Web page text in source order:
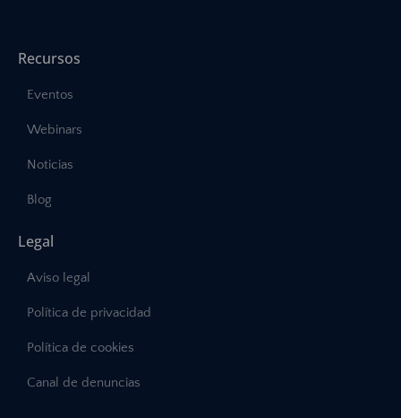
Recursos
Eventos
Webinars
Noticias
Blog
Legal
Aviso legal
Política de privacidad
Política de cookies
Canal de denuncias